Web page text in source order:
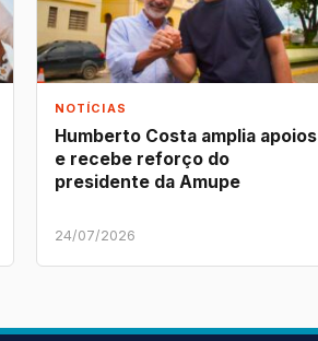
NOTÍCIAS
Humberto Costa amplia apoios
e recebe reforço do
presidente da Amupe
24/07/2026